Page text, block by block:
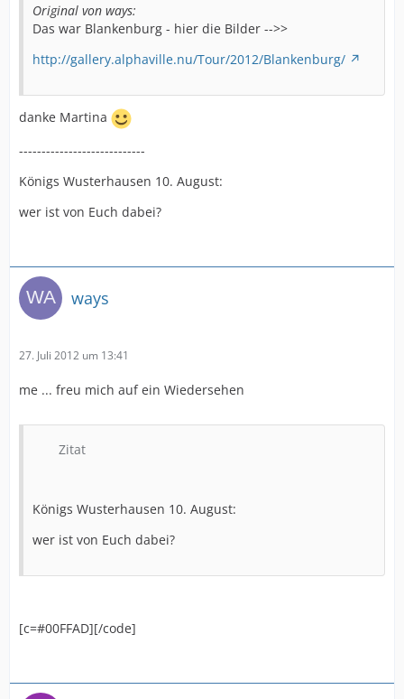
Original von ways:
Das war Blankenburg - hier die Bilder -->>
http://gallery.alphaville.nu/Tour/2012/Blankenburg/
danke Martina
----------------------------
Königs Wusterhausen 10. August:
wer ist von Euch dabei?
ways
27. Juli 2012 um 13:41
me ... freu mich auf ein Wiedersehen
Zitat
Königs Wusterhausen 10. August:
wer ist von Euch dabei?
[c=#00FFAD][/code]